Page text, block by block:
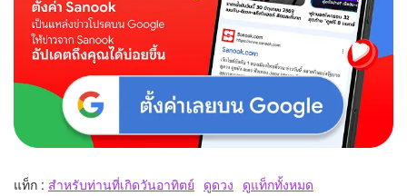
แท็ก : สำหรับท่านที่เกิดวันอาทิตย์ ดูดวง ดูแท็กทั้งหมด